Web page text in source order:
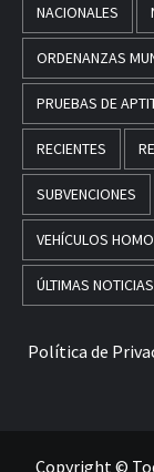
NACIONALES
ORDENANZAS
PRUEBAS DE
RECIENTES
SUBVENCIONES
VEHÍCULOS
ÚLTIMAS
Política de
Copyright ©